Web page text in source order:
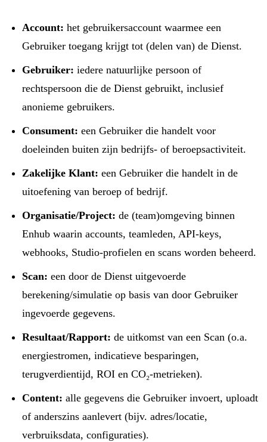
Account: het gebruikersaccount waarmee een
Gebruiker toegang krijgt tot (delen van) de Dienst.
Gebruiker: iedere natuurlijke persoon of
rechtspersoon die de Dienst gebruikt, inclusief
anonieme gebruikers.
Consument: een Gebruiker die handelt voor
doeleinden buiten zijn bedrijfs- of beroepsactiviteit.
Zakelijke Klant: een Gebruiker die handelt in de
uitoefening van beroep of bedrijf.
Organisatie/Project: de (team)omgeving binnen
Enhub waarin accounts, teamleden, API-keys,
webhooks, Studio-profielen en scans worden beheerd.
Scan: een door de Dienst uitgevoerde
berekening/simulatie op basis van door Gebruiker
ingevoerde gegevens.
Resultaat/Rapport: de uitkomst van een Scan (o.a.
energiestromen, indicatieve besparingen,
terugverdientijd, ROI en CO₂-metrieken).
Content: alle gegevens die Gebruiker invoert, uploadt
of anderszins aanlevert (bijv. adres/locatie,
verbruiksdata, configuraties).